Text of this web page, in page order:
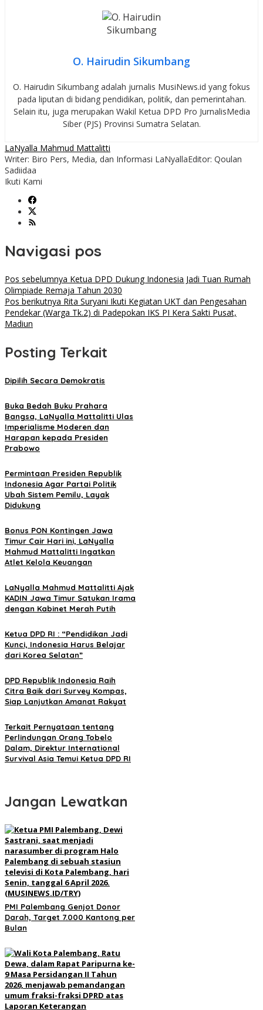
O. Hairudin Sikumbang
O. Hairudin Sikumbang adalah jurnalis MusiNews.id yang fokus
pada liputan di bidang pendidikan, politik, dan pemerintahan.
Selain itu, juga merupakan Wakil Ketua DPD Pro JurnalisMedia
Siber (PJS) Provinsi Sumatra Selatan.
LaNyalla Mahmud Mattalitti
Writer: Biro Pers, Media, dan Informasi LaNyallaEditor: Qoulan
Sadiidaa
Ikuti Kami
Navigasi pos
Pos sebelumnya Ketua DPD Dukung Indonesia Jadi Tuan Rumah
Olimpiade Remaja Tahun 2030
Pos berikutnya Rita Suryani Ikuti Kegiatan UKT dan Pengesahan
Pendekar (Warga Tk.2) di Padepokan IKS PI Kera Sakti Pusat,
Madiun
Posting Terkait
Dipilih Secara Demokratis
Buka Bedah Buku Prahara
Bangsa, LaNyalla Mattalitti Ulas
Imperialisme Moderen dan
Harapan kepada Presiden
Prabowo
Permintaan Presiden Republik
Indonesia Agar Partai Politik
Ubah Sistem Pemilu, Layak
Didukung
Bonus PON Kontingen Jawa
Timur Cair Hari ini, LaNyalla
Mahmud Mattalitti Ingatkan
Atlet Kelola Keuangan
LaNyalla Mahmud Mattalitti Ajak
KADIN Jawa Timur Satukan Irama
dengan Kabinet Merah Putih
Ketua DPD RI : “Pendidikan Jadi
Kunci, Indonesia Harus Belajar
dari Korea Selatan”
DPD Republik Indonesia Raih
Citra Baik dari Survey Kompas,
Siap Lanjutkan Amanat Rakyat
Terkait Pernyataan tentang
Perlindungan Orang Tobelo
Dalam, Direktur International
Survival Asia Temui Ketua DPD RI
Jangan Lewatkan
PMI Palembang Genjot Donor
Darah, Target 7.000 Kantong per
Bulan